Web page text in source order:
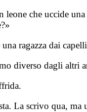
leone che uccide
ragazza dai
diverso dagli
La scrivo qua,